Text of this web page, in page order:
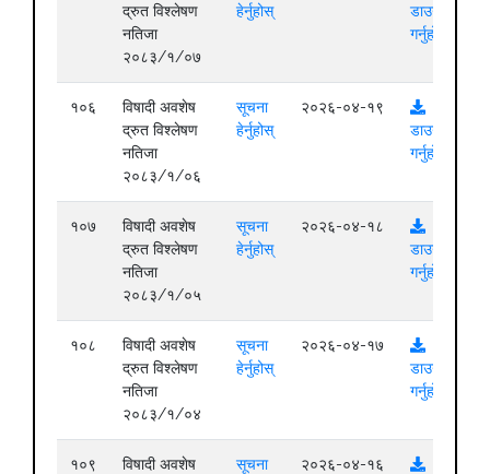
द्रुत विश्लेषण
नतिजा
२०८३/१/०७
हेर्नुहोस्
डाउनलोड
गर्नुहोस्
१०६
विषादी अवशेष
द्रुत विश्लेषण
नतिजा
२०८३/१/०६
सूचना
हेर्नुहोस्
२०२६-०४-१९
डाउनलोड
गर्नुहोस्
१०७
विषादी अवशेष
द्रुत विश्लेषण
नतिजा
२०८३/१/०५
सूचना
हेर्नुहोस्
२०२६-०४-१८
डाउनलोड
गर्नुहोस्
१०८
विषादी अवशेष
द्रुत विश्लेषण
नतिजा
२०८३/१/०४
सूचना
हेर्नुहोस्
२०२६-०४-१७
डाउनलोड
गर्नुहोस्
१०९
विषादी अवशेष
सूचना
२०२६-०४-१६